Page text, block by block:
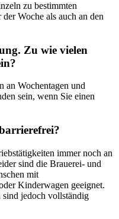
zu bestimmten
Woche als auch an den
Zu wie vielen
an Wochentagen und
sein, wenn Sie einen
immer noch an
sind die Brauerei- und
mit
Kinderwagen geeignet.
sind jedoch vollständig